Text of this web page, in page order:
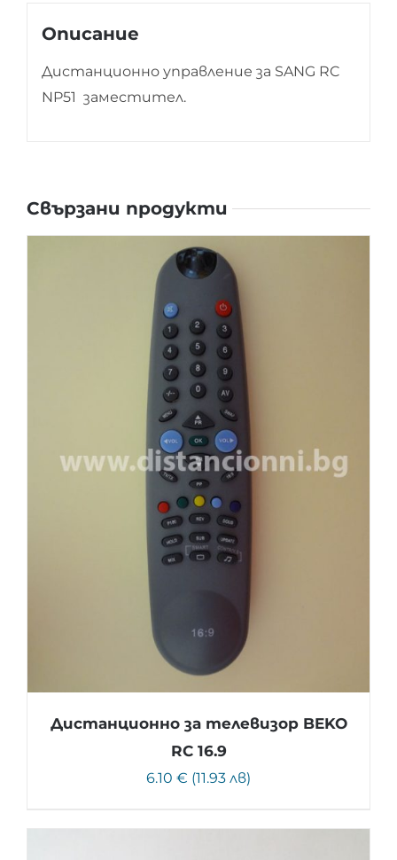
Описание
Дистанционно управление за SANG RC
NP51 заместител.
Свързани продукти
Дистанционно за телевизор BEKO
RC 16.9
6.10 € (11.93 лв)